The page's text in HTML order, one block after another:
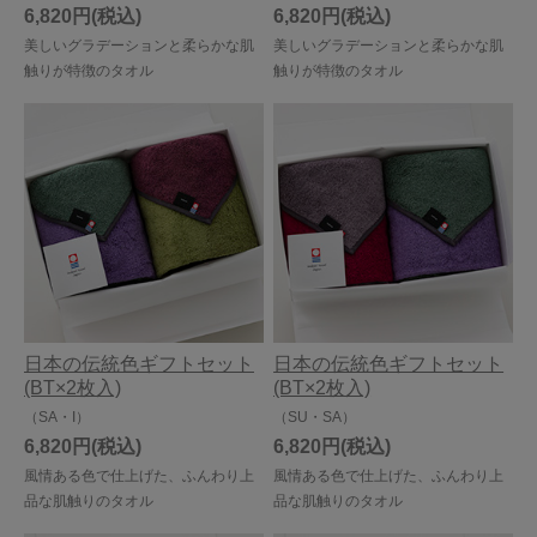
美しいグラデーションと柔らかな肌
触りが特徴のタオル
6,820円
美しいグラデーションと柔らかな肌
触りが特徴のタオル
6,820円
日本の伝統色ギフトセット
(BT×2枚入)
（SA・I）
風情ある色で仕上げた、ふんわり上
品な肌触りのタオル
6,820円
日本の伝統色ギフトセット
(BT×2枚入)
（SU・SA）
風情ある色で仕上げた、ふんわり上
品な肌触りのタオル
6,820円